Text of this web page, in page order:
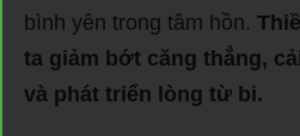
bình yên trong tâm hồn.
ta giảm bớt căng thẳng,
và phát triển lòng từ bi.